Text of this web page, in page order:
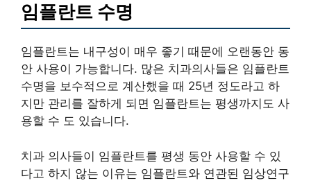
임플란트 수명
임플란트는 내구성이 매우 좋기 때문에 오랜동안 동
안 사용이 가능합니다. 많은 치과의사들은 임플란트
수명을 보수적으로 계산했을 때 25년 정도라고 하
지만 관리를 잘하게 되면 임플란트는 평생까지도 사
용할 수 도 있습니다.
치과 의사들이 임플란트를 평생 동안 사용할 수 있
다고 하지 않는 이유는 임플란트와 연관된 임상연구